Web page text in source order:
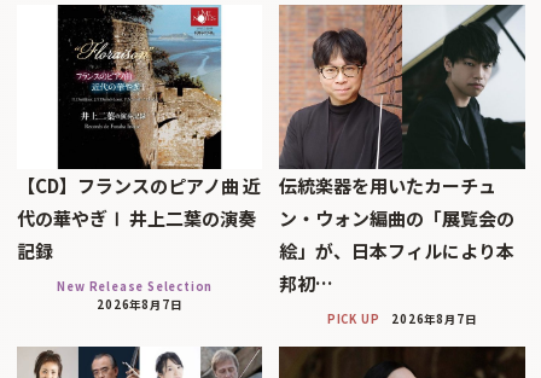
【CD】フランスのピアノ曲 近
代の華やぎⅠ 井上二葉の演奏
記録
New Release Selection
2026年8月7日
伝統楽器を用いたカーチュ
ン・ウォン編曲の「展覧会の
絵」が、日本フィルにより本
邦初…
PICK UP 2026年8月7日